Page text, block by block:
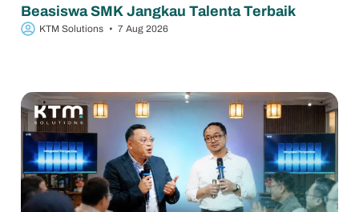
Beasiswa SMK Jangkau Talenta Terbaik
KTM Solutions • 7 Aug 2026